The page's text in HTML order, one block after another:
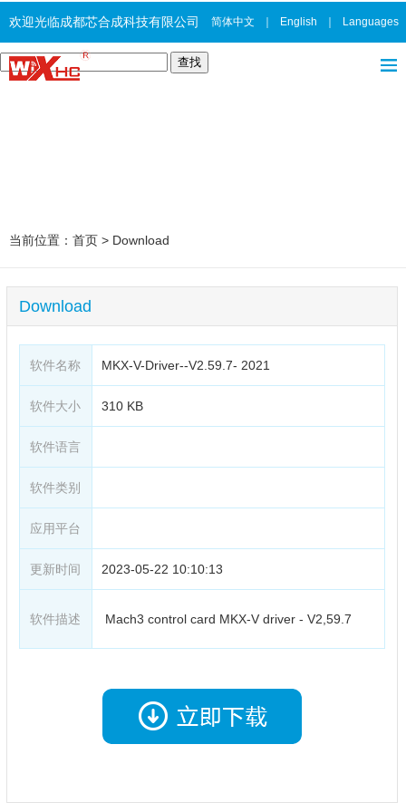
欢迎光临成都芯合成科技有限公司 简体中文 English Languages
当前位置： 首页 > Download
Download
软件名称 MKX-V-Driver--V2.59.7- 2021
软件大小 310 KB
软件语言
软件类别
应用平台
更新时间 2023-05-22 10:10:13
软件描述 Mach3 control card MKX-V driver - V2,59.7